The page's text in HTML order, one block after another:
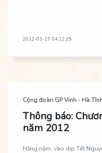
2012-01-17 04:12:25
Cộng đoàn GP Vinh - Hà
Thông báo:
năm 2012
Hằng năm, vào dịp Tết